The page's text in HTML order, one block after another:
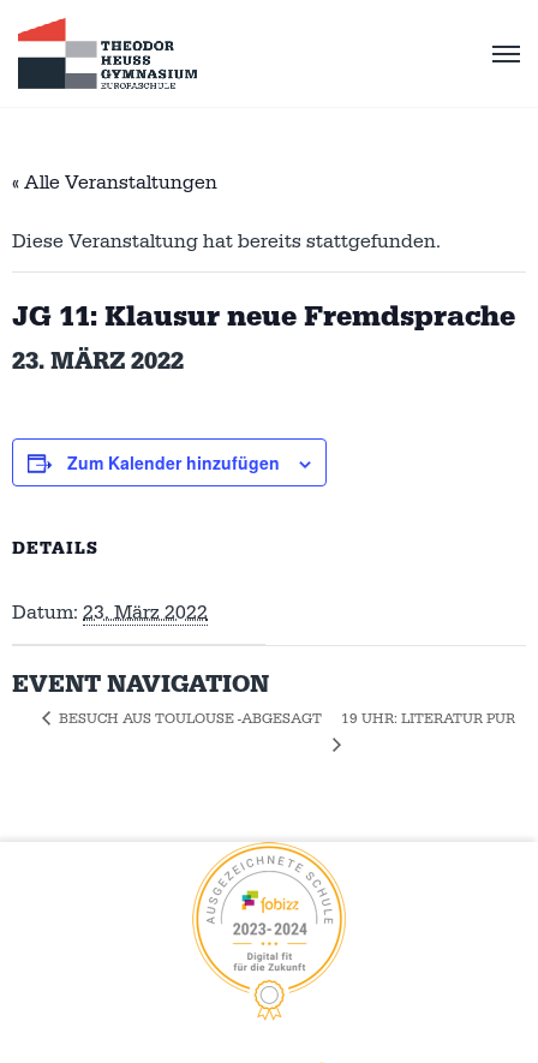
« Alle Veranstaltungen
Diese Veranstaltung hat bereits stattgefunden.
JG 11: Klausur neue Fremdsprache
23. MÄRZ 2022
Zum Kalender hinzufügen
DETAILS
Datum: 23. März 2022
EVENT NAVIGATION
BESUCH AUS TOULOUSE -ABGESAGT 19 UHR: LITERATUR PUR